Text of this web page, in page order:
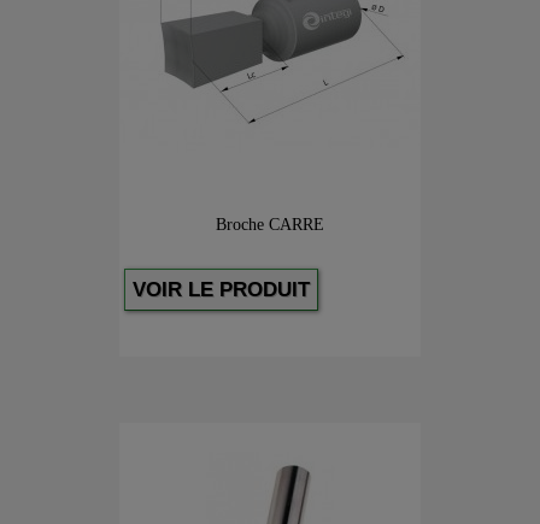
Broche CARRE
VOIR LE PRODUIT